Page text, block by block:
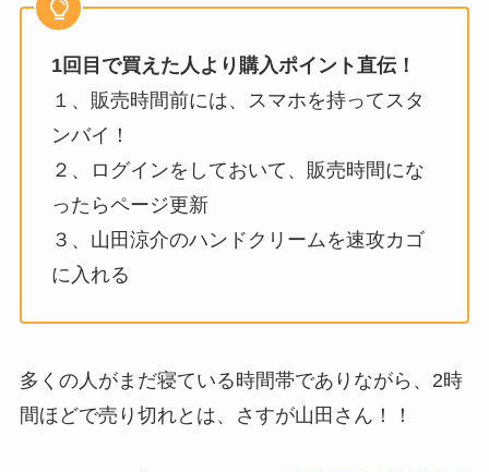
1回目で買えた人より購入ポイント直伝！
１、販売時間前には、スマホを持ってスタ
ンバイ！
２、ログインをしておいて、販売時間にな
ったらページ更新
３、山田涼介のハンドクリームを速攻カゴ
に入れる
多くの人がまだ寝ている時間帯でありながら、2時
間ほどで売り切れとは、さすが山田さん！！